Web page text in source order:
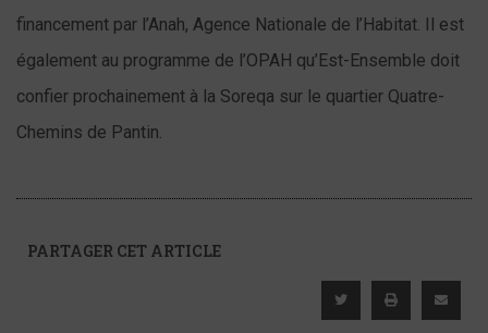
financement par l’Anah, Agence Nationale de l’Habitat. Il est
également au programme de l’OPAH qu’Est-Ensemble doit
confier prochainement à la Soreqa sur le quartier Quatre-
Chemins de Pantin.
PARTAGER CET ARTICLE